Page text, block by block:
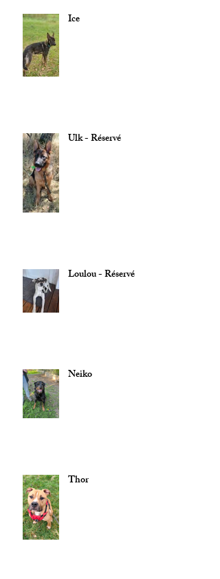
Ice
Ulk - Réservé
Loulou - Réservé
Neiko
Thor